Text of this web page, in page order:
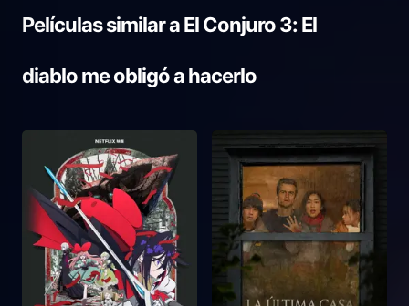
Películas similar aEl Conjuro 3: El
diablo me obligó a hacerlo